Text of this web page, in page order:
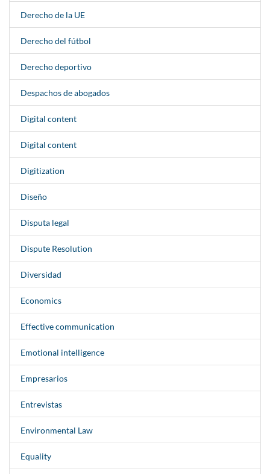
Derecho de la UE
Derecho del fútbol
Derecho deportivo
Despachos de abogados
Digital content
Digital content
Digitization
Diseño
Disputa legal
Dispute Resolution
Diversidad
Economics
Effective communication
Emotional intelligence
Empresarios
Entrevistas
Environmental Law
Equality